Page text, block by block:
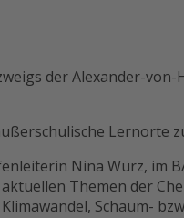
der Alexander-
Lernorte
Nina Würz, im
Themen der
Schaum-